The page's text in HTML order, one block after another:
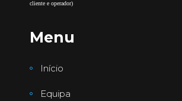
cliente e operador)
Menu
Início
Equipa